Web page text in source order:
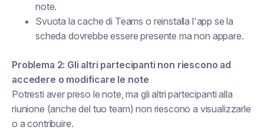
note.
Svuota la cache di Teams o reinstalla l'app se la
scheda dovrebbe essere presente ma non appare.
Problema 2: Gli altri partecipanti non riescono ad
accedere o modificare le note
Potresti aver preso le note, ma gli altri partecipanti alla
riunione (anche del tuo team) non riescono a visualizzarle
o a contribuire.